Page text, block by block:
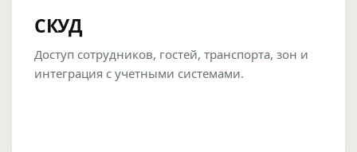
СКУД
Доступ сотрудников, гостей, транспорта, зон и
интеграция с учетными системами.